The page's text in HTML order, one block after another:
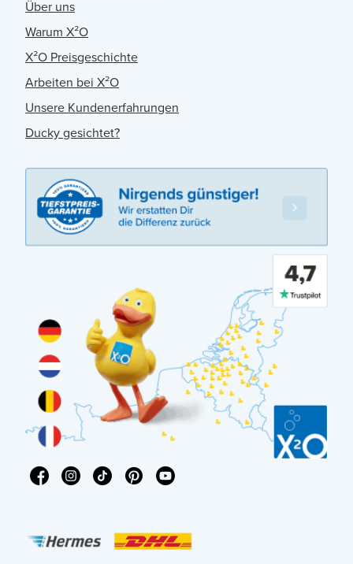
Über uns
Warum X²O
X²O Preisgeschichte
Arbeiten bei X²O
Unsere Kundenerfahrungen
Ducky gesichtet?